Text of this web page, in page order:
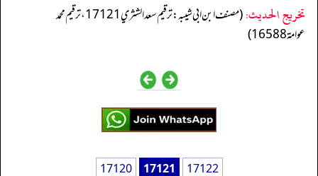
تخریج الحدیث:
(مصنف ابن ابي شيبه: ترقيم سعد الشثري 17121، ترقيم محمد
عوامة 16588)
17120 17121 17122